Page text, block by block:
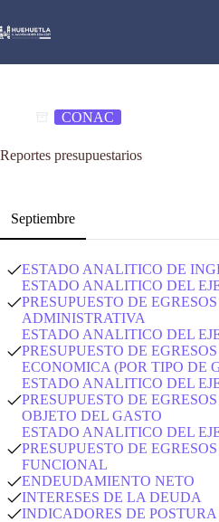
al
contenido
CONAC
Reportes presupuestarios
Septiembre
ESTADO ANALITICO DE
ESTADO ANALITICO DEL
PRESUPUESTO DE
ADMINISTRATIVA
ESTADO ANALITICO DEL
PRESUPUESTO DE
ECONOMICA (POR TIPO DE
ESTADO ANALITICO DEL
PRESUPUESTO DE
OBJETO DEL GASTO
ESTADO ANALITICO DEL
PRESUPUESTO DE
FUNCIONAL
ENDEUDAMIENTO NETO
INTERESES DE LA DEUDA
INDICADORES DE